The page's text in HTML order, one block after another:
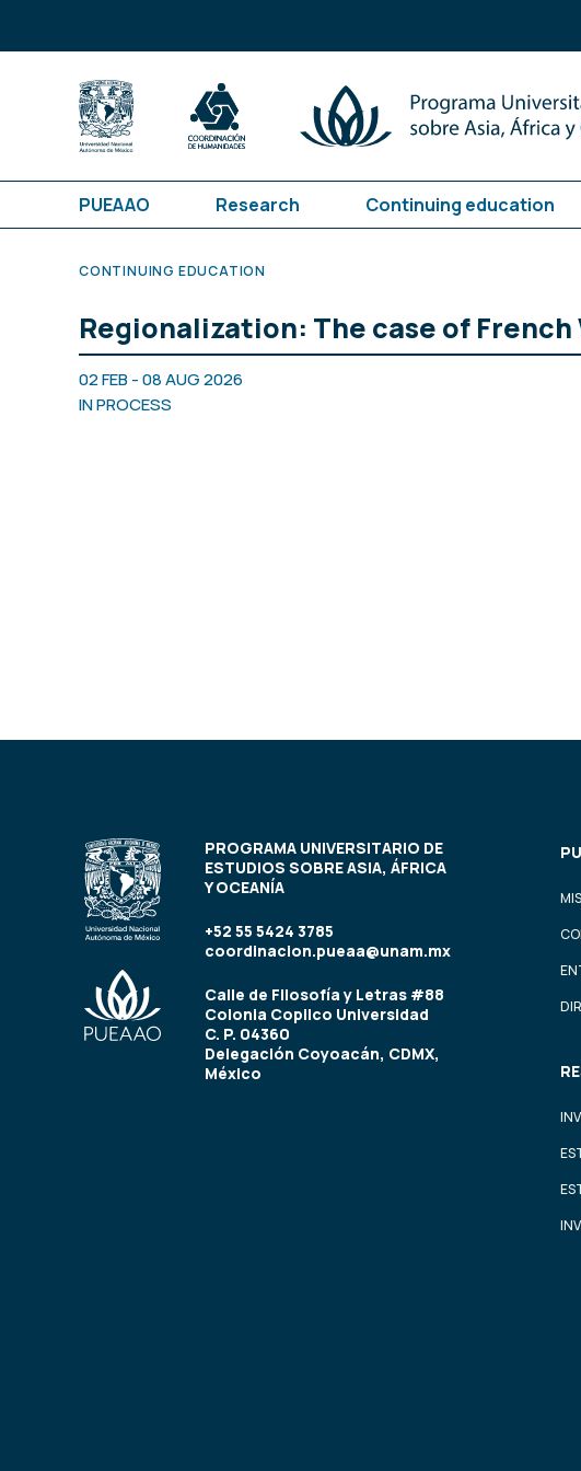
PUEAAO Research Continuing education
CONTINUING EDUCATION
Regionalization: The case of
02 FEB - 08 AUG 2026
IN PROCESS
PROGRAMA UNIVERSITARIO DE
ESTUDIOS SOBRE ASIA, ÁFRICA
Y OCEANÍA
+52 55 5424 3785
coordinacion.pueaa@unam.mx
Calle de Filosofía y Letras #88
Colonia Copilco Universidad
C. P. 04360
Delegación Coyoacán, CDMX,
México